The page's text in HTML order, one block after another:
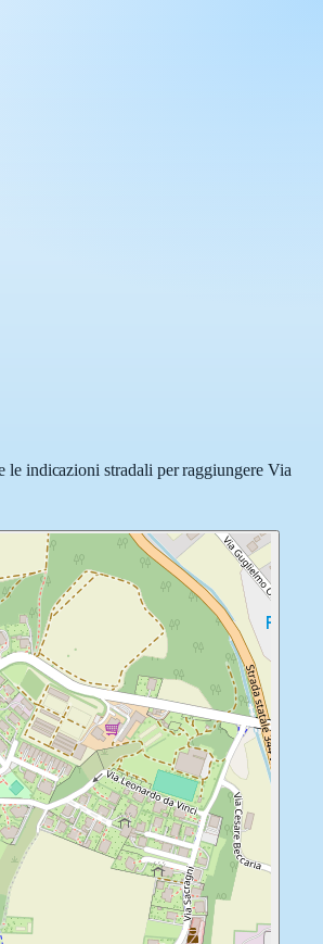
indicazioni stradali per raggiungere Via